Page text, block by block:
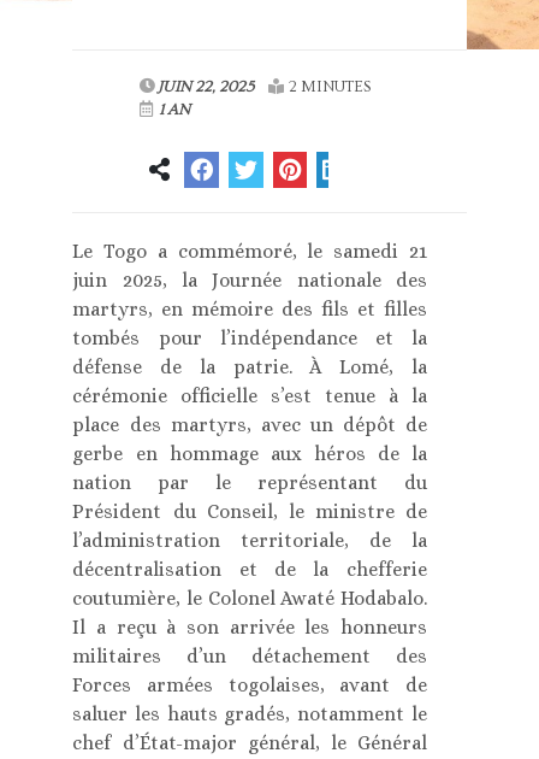
JUIN 22, 2025
2 MINUTES
1 AN
Le Togo a commémoré, le samedi 21
juin 2025, la Journée nationale des
martyrs, en mémoire des fils et filles
tombés pour l’indépendance et la
défense de la patrie. À Lomé, la
cérémonie officielle s’est tenue à la
place des martyrs, avec un dépôt de
gerbe en hommage aux héros de la
nation par le représentant du
Président du Conseil, le ministre de
l’administration territoriale, de la
décentralisation et de la chefferie
coutumière, le Colonel Awaté Hodabalo.
Il a reçu à son arrivée les honneurs
militaires d’un détachement des
Forces armées togolaises, avant de
saluer les hauts gradés, notamment le
chef d’État-major général, le Général